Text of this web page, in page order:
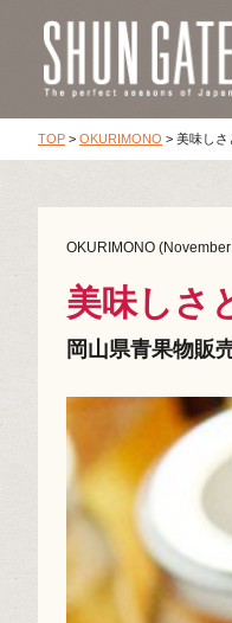
TOP > OKURIMONO > 美味しさ
OKURIMONO
美味しさ
岡山県青果物販